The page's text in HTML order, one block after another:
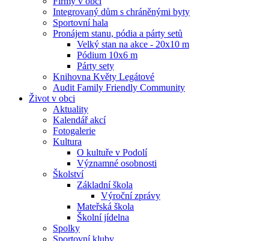
Integrovaný dům s chráněnými byty
Sportovní hala
Pronájem stanu, pódia a párty setů
Velký stan na akce - 20x10 m
Pódium 10x6 m
Párty sety
Knihovna Květy Legátové
Audit Family Friendly Community
Život v obci
Aktuality
Kalendář akcí
Fotogalerie
Kultura
O kultuře v Podolí
Významné osobnosti
Školství
Základní škola
Výroční zprávy
Mateřská škola
Školní jídelna
Spolky
Sportovní kluby